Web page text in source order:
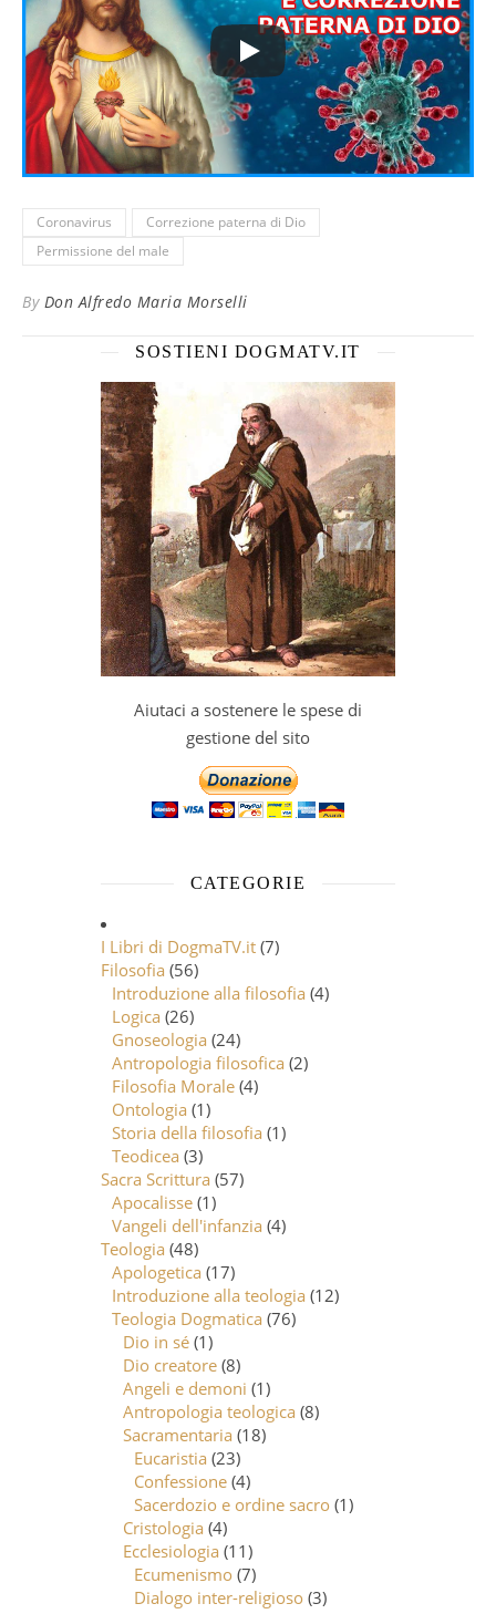
Coronavirus
Correzione paterna di Dio
Permissione del male
By Don Alfredo Maria Morselli
SOSTIENI DOGMATV.IT
Aiutaci a sostenere le spese di
gestione del sito
CATEGORIE
I Libri di DogmaTV.it (7)
Filosofia (56)
Introduzione alla filosofia (4)
Logica (26)
Gnoseologia (24)
Antropologia filosofica (2)
Filosofia Morale (4)
Ontologia (1)
Storia della filosofia (1)
Teodicea (3)
Sacra Scrittura (57)
Apocalisse (1)
Vangeli dell'infanzia (4)
Teologia (48)
Apologetica (17)
Introduzione alla teologia (12)
Teologia Dogmatica (76)
Dio in sé (1)
Dio creatore (8)
Angeli e demoni (1)
Antropologia teologica (8)
Sacramentaria (18)
Eucaristia (23)
Confessione (4)
Sacerdozio e ordine sacro (1)
Cristologia (4)
Ecclesiologia (11)
Ecumenismo (7)
Dialogo inter-religioso (3)